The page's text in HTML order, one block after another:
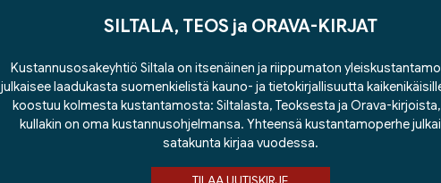
SILTALA, TEOS ja ORAVA-KIRJAT
Kustannusosakeyhtiö Siltala on itsenäinen ja riippumaton
julkaisee laadukasta suomenkielistä kauno- ja tietokirjallisuutta
koostuu kolmesta kustantamosta: Siltalasta, Teoksesta ja Orava-
kullakin on oma kustannusohjelmansa. Yhteensä kustantamoperhe
satakunta kirjaa vuodessa.